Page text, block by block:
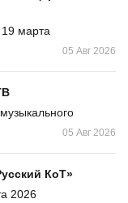
марта
05 Авг 2026
05 Авг 2026
КоТ»
2026